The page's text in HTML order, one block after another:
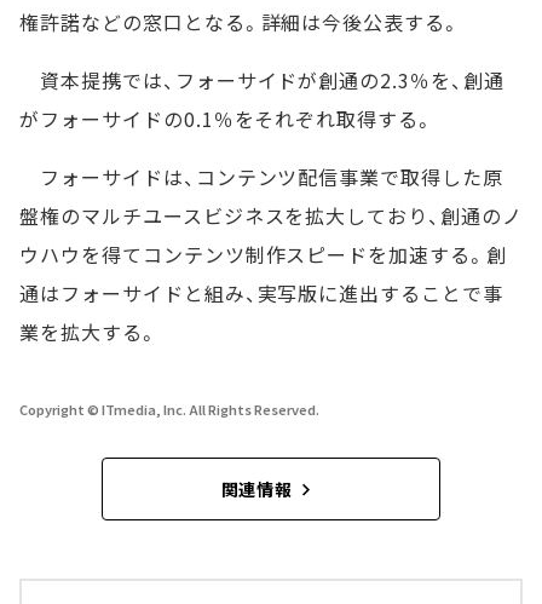
権許諾などの窓口となる。詳細は今後公表する。
資本提携では、フォーサイドが創通の2.3％を、創通
がフォーサイドの0.1％をそれぞれ取得する。
フォーサイドは、コンテンツ配信事業で取得した原
盤権のマルチユースビジネスを拡大しており、創通のノ
ウハウを得てコンテンツ制作スピードを加速する。創
通はフォーサイドと組み、実写版に進出することで事
業を拡大する。
Copyright © ITmedia, Inc. All Rights Reserved.
関連情報